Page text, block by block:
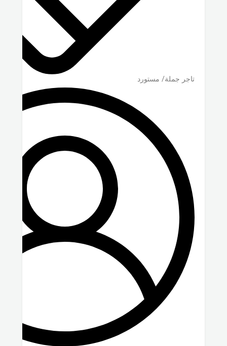
تاجر جملة/ مستورد